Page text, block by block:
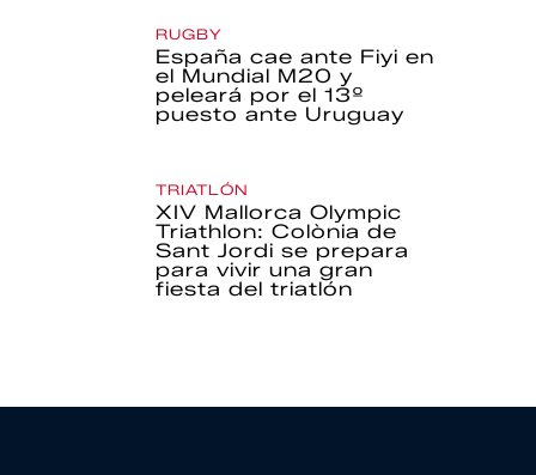
RUGBY
España cae ante Fiyi en
el Mundial M20 y
peleará por el 13º
puesto ante Uruguay
TRIATLÓN
XIV Mallorca Olympic
Triathlon: Colònia de
Sant Jordi se prepara
para vivir una gran
fiesta del triatlón